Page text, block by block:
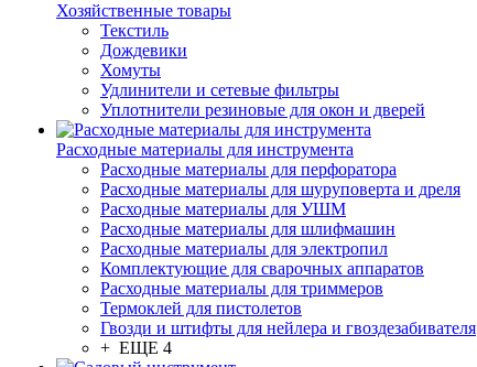
Хозяйственные товары
Текстиль
Дождевики
Хомуты
Удлинители и сетевые фильтры
Уплотнители резиновые для окон и дверей
Расходные материалы для инструмента
Расходные материалы для перфоратора
Расходные материалы для шуруповерта и дреля
Расходные материалы для УШМ
Расходные материалы для шлифмашин
Расходные материалы для электропил
Комплектующие для сварочных аппаратов
Расходные материалы для триммеров
Термоклей для пистолетов
Гвозди и штифты для нейлера и гвоздезабивателя
+ ЕЩЕ 4